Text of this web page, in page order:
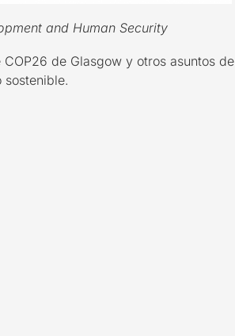
and Human Security
de Glasgow y otros asuntos de